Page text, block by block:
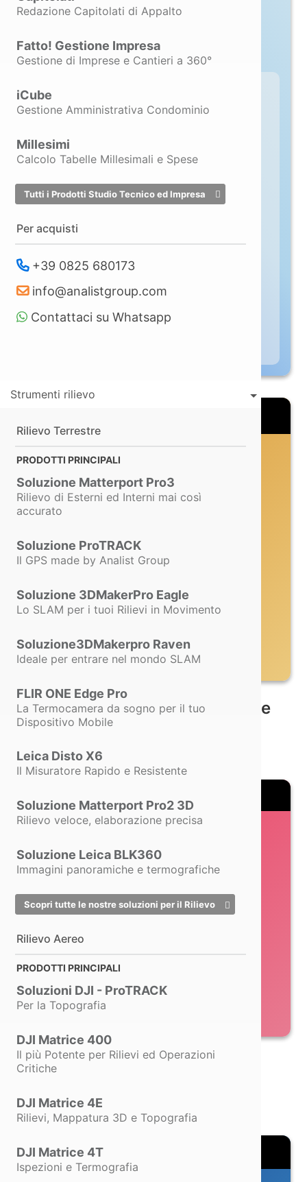
Redazione Capitolati di Appalto
Fatto! Gestione Impresa
Gestione di Imprese e Cantieri a 360°
iCube
Gestione Amministrativa Condominio
Millesimi
Calcolo Tabelle Millesimali e Spese
Tutti i Prodotti Studio Tecnico ed Impresa
Per acquisti
+39 0825 680173
info@analistgroup.com
Contattaci su Whatsapp
Strumenti rilievo
Rilievo Terrestre
PRODOTTI PRINCIPALI
Soluzione Matterport Pro3
Rilievo di Esterni ed Interni mai così
accurato
Soluzione ProTRACK
Il GPS made by Analist Group
Soluzione 3DMakerPro Eagle
Lo SLAM per i tuoi Rilievi in Movimento
Soluzione3DMakerpro Raven
Ideale per entrare nel mondo SLAM
FLIR ONE Edge Pro
La Termocamera da sogno per il tuo
Dispositivo Mobile
Leica Disto X6
Il Misuratore Rapido e Resistente
Soluzione Matterport Pro2 3D
Rilievo veloce, elaborazione precisa
Soluzione Leica BLK360
Immagini panoramiche e termografiche
Scopri tutte le nostre soluzioni per il Rilievo
Rilievo Aereo
PRODOTTI PRINCIPALI
Soluzioni DJI - ProTRACK
Per la Topografia
DJI Matrice 400
Il più Potente per Rilievi ed Operazioni
Critiche
DJI Matrice 4E
Rilievi, Mappatura 3D e Topografia
DJI Matrice 4T
Ispezioni e Termografia
Analist 2027: il BIM è
La grande novità del 2027, niente
nuovi software da imparare, niente
file da esportare a metà progetto.
Con Analist modelli in BIM
direttamente nell'ambiente che già
usi ogni giorno.
A partire da
+ IVA
a soli
€1.950,00
Semplicità d'Uso e Precisione
Per Catasto e Topografia
Anche in comode rate
Lo Scanner Professionale